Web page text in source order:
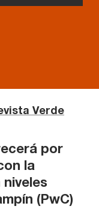
Verde
por
la
(PwC)